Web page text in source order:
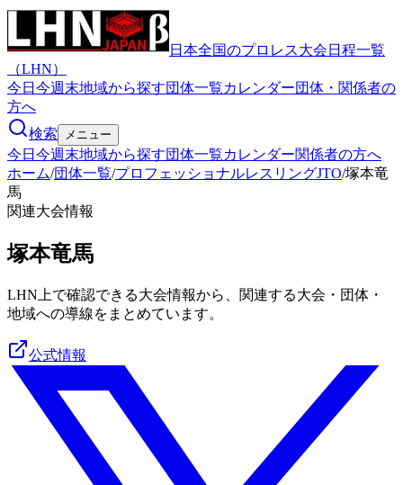
日本全国のプロレス大会日程一覧
（LHN）
今日 今週末地域から探す団体一覧カレンダー団体・関係者の
方へ
検索
メニュー
今日 今週末地域から探す団体一覧カレンダー関係者の方へ
ホーム/団体一覧/プロフェッショナルレスリングJTO/塚本竜
馬
関連大会情報
塚本竜馬
LHN上で確認できる大会情報から、関連する大会・団体・
地域への導線をまとめています。
公式情報